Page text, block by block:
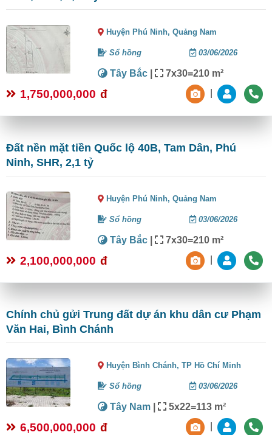
Huyện Phú Ninh,Quảng Nam
Sổ hồng 03/06/2026
Tây Bắc | 7x30=210 m²
1,750,000,000 đ
Đất nền mặt tiền Quốc lộ 40B, Tam Dân, Phú
Ninh, SHR, 2,1 tỷ
Huyện Phú Ninh,Quảng Nam
Sổ hồng 03/06/2026
Tây Bắc | 7x30=210 m²
2,100,000,000 đ
Chính chủ gửi Trung đất dự án khu dân cư Phạm
Văn Hai, Bình Chánh
Huyện Bình Chánh,TP Hồ Chí Minh
Sổ hồng 03/06/2026
Tây Nam | 5x22=113 m²
6,500,000,000 đ